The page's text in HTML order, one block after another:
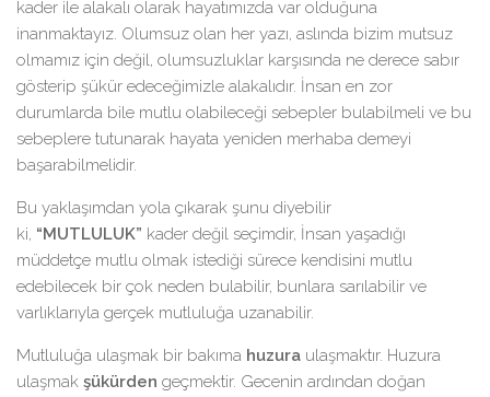
kader ile alakalı olarak hayatımızda var olduğuna
inanmaktayız. Olumsuz olan her yazı, aslında bizim mutsuz
olmamız için değil, olumsuzluklar karşısında ne derece sabır
gösterip şükür edeceğimizle alakalıdır. İnsan en zor
durumlarda bile mutlu olabileceği sebepler bulabilmeli ve bu
sebeplere tutunarak hayata yeniden merhaba demeyi
başarabilmelidir.
Bu yaklaşımdan yola çıkarak şunu diyebilir
ki, “MUTLULUK” kader değil seçimdir, İnsan yaşadığı
müddetçe mutlu olmak istediği sürece kendisini mutlu
edebilecek bir çok neden bulabilir, bunlara sarılabilir ve
varlıklarıyla gerçek mutluluğa uzanabilir.
Mutluluğa ulaşmak bir bakıma huzura ulaşmaktır. Huzura
ulaşmak şükürden geçmektir. Gecenin ardından doğan